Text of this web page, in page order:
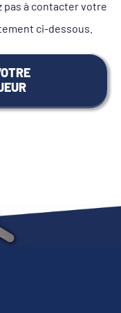
pas à contacter votre
ci-dessous.